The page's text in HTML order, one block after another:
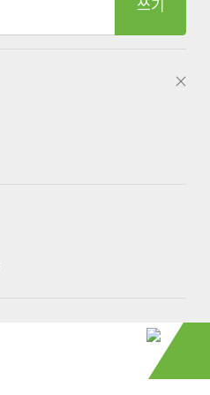
쓰기